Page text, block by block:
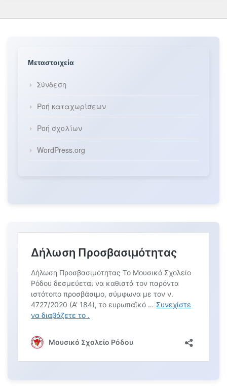
Μεταστοιχεία
Σύνδεση
Ροή καταχωρίσεων
Ροή σχολίων
WordPress.org